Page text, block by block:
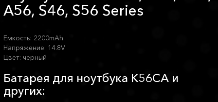
A56, S46, S56 Series
Емкость: 2200mAh
Напряжение: 14.8V
Цвет: черный
Батарея для ноутбука K56CA и
других: